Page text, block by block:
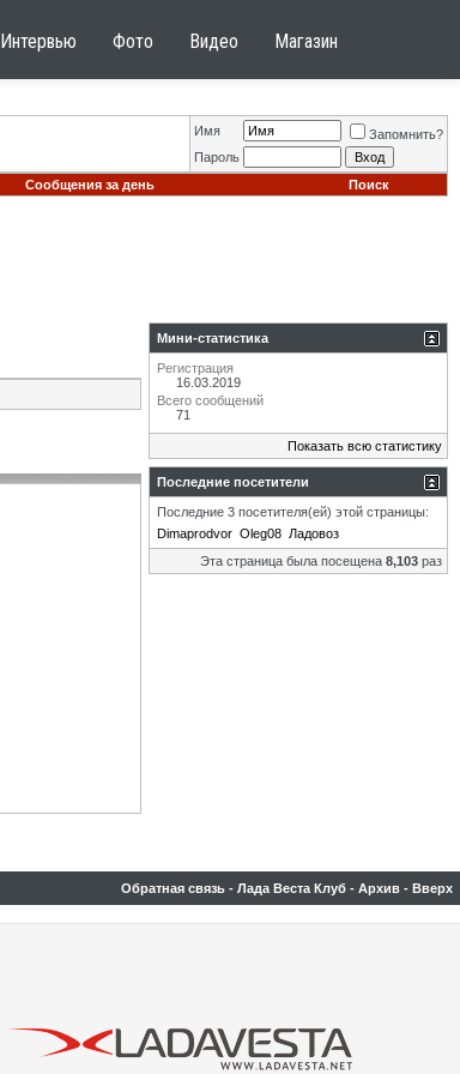
Интервью Фото Видео Магазин
Имя
Запомнить?
Пароль
Сообщения за день Поиск
Мини-статистика
Регистрация
16.03.2019
Всего сообщений
71
Показать всю статистику
Последние посетители
Последние 3 посетителя(ей) этой страницы:
Dimaprodvor Oleg08 Ладовоз
Эта страница была посещена 8,103 раз
Обратная связь - Лада Веста Клуб - Архив - Вверх